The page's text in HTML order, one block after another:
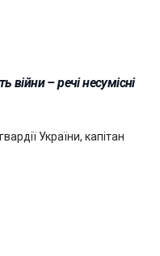
війни – речі несумісні
України, капітан